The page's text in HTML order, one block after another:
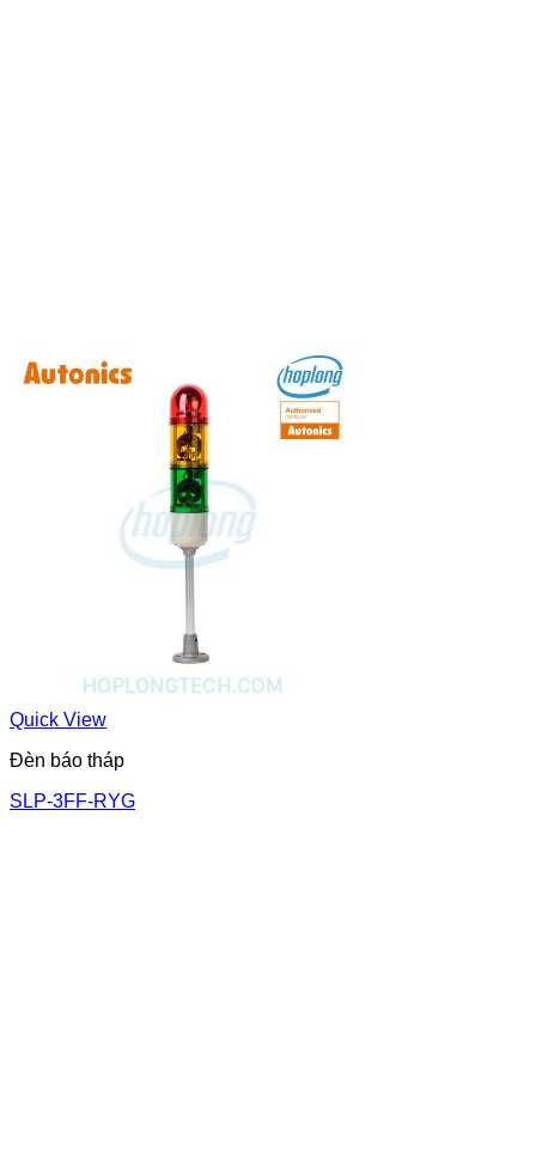
Quick View
Đèn báo tháp
SLP-3FF-RYG